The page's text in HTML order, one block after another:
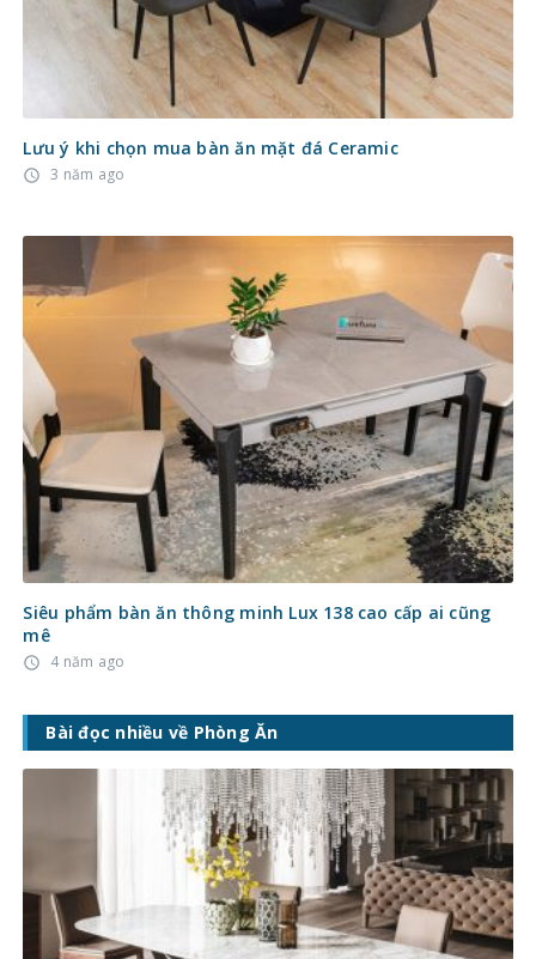
Lưu ý khi chọn mua bàn ăn mặt đá Ceramic
access_time 3 năm ago
Siêu phẩm bàn ăn thông minh Lux 138 cao cấp ai cũng
mê
access_time 4 năm ago
Bài đọc nhiều về Phòng Ăn